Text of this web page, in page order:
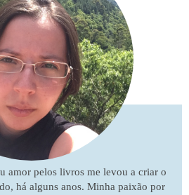
amor pelos livros me levou a criar o
há alguns anos. Minha paixão por